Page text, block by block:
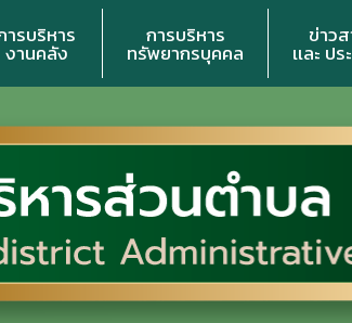
ารบริหาร
งานคลัง
การบริหาร
ทรัพยากรบุคคล
ข่าว
เเละ ป